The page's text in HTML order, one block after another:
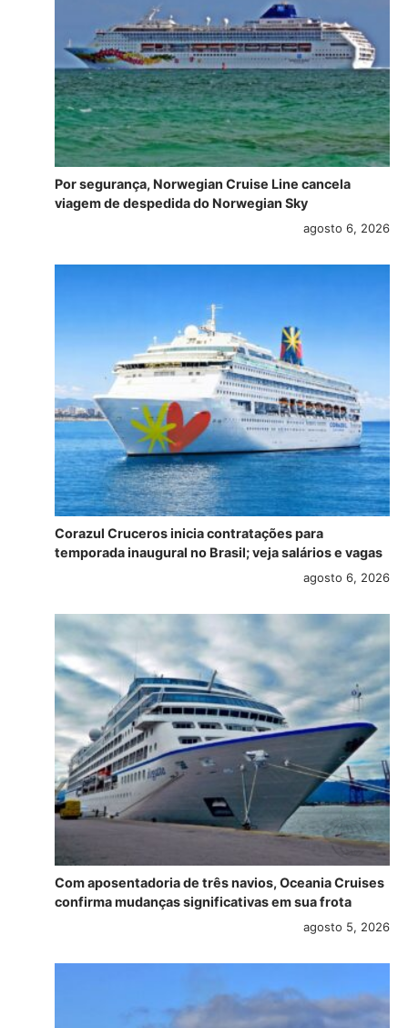
Por segurança, Norwegian Cruise Line cancela
viagem de despedida do Norwegian Sky
agosto 6, 2026
Corazul Cruceros inicia contratações para
temporada inaugural no Brasil; veja salários e vagas
agosto 6, 2026
Com aposentadoria de três navios, Oceania Cruises
confirma mudanças significativas em sua frota
agosto 5, 2026